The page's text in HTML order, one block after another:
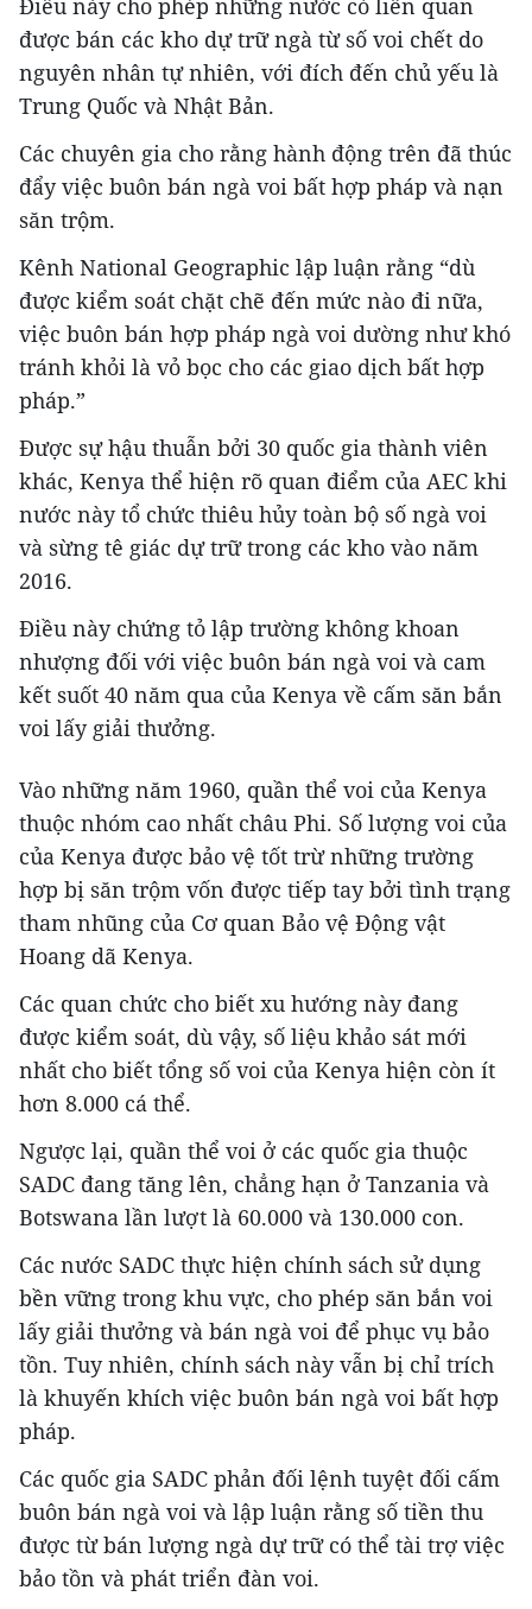
được bán các kho dự trữ ngà từ số voi chết do
nguyên nhân tự nhiên, với đích đến chủ yếu là
Trung Quốc và Nhật Bản.
Các chuyên gia cho rằng hành động trên đã thúc
đẩy việc buôn bán ngà voi bất hợp pháp và nạn
săn trộm.
Kênh National Geographic lập luận rằng “dù
được kiểm soát chặt chẽ đến mức nào đi nữa,
việc buôn bán hợp pháp ngà voi dường như khó
tránh khỏi là vỏ bọc cho các giao dịch bất hợp
pháp.”
Được sự hậu thuẫn bởi 30 quốc gia thành viên
khác, Kenya thể hiện rõ quan điểm của AEC khi
nước này tổ chức thiêu hủy toàn bộ số ngà voi
và sừng tê giác dự trữ trong các kho vào năm
2016.
Điều này chứng tỏ lập trường không khoan
nhượng đối với việc buôn bán ngà voi và cam
kết suốt 40 năm qua của Kenya về cấm săn bắn
voi lấy giải thưởng.
Vào những năm 1960, quần thể voi của Kenya
thuộc nhóm cao nhất châu Phi. Số lượng voi của
của Kenya được bảo vệ tốt trừ những trường
hợp bị săn trộm vốn được tiếp tay bởi tình trạng
tham nhũng của Cơ quan Bảo vệ Động vật
Hoang dã Kenya.
Các quan chức cho biết xu hướng này đang
được kiểm soát, dù vậy, số liệu khảo sát mới
nhất cho biết tổng số voi của Kenya hiện còn ít
hơn 8.000 cá thể.
Ngược lại, quần thể voi ở các quốc gia thuộc
SADC đang tăng lên, chẳng hạn ở Tanzania và
Botswana lần lượt là 60.000 và 130.000 con.
Các nước SADC thực hiện chính sách sử dụng
bền vững trong khu vực, cho phép săn bắn voi
lấy giải thưởng và bán ngà voi để phục vụ bảo
tồn. Tuy nhiên, chính sách này vẫn bị chỉ trích
là khuyến khích việc buôn bán ngà voi bất hợp
pháp.
Các quốc gia SADC phản đối lệnh tuyệt đối cấm
buôn bán ngà voi và lập luận rằng số tiền thu
được từ bán lượng ngà dự trữ có thể tài trợ việc
bảo tồn và phát triển đàn voi.